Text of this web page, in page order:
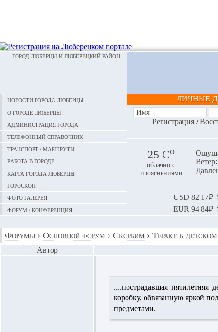
ГОРОД ЛЮБЕРЦЫ И ЛЮБЕРЕЦКИЙ РАЙОН
Новости города Люберцы
О городе Люберцы
Администрация города
Телефонный справочник
Транспорт / маршруты
Работа в городе
Карта города Люберцы
Гороскоп
Фото галерея
Форум / конференция
ЛИЧНЫЕ
Регистрация/
25 Сo
облачно с
прояснениями
USD 82.17₽
EUR 94.84₽
Форумы › Основной форум › Скорбим › Теракт в
Автор
....пострадавшая пятилетняя
коробку, обвязанную яркой
предметами.